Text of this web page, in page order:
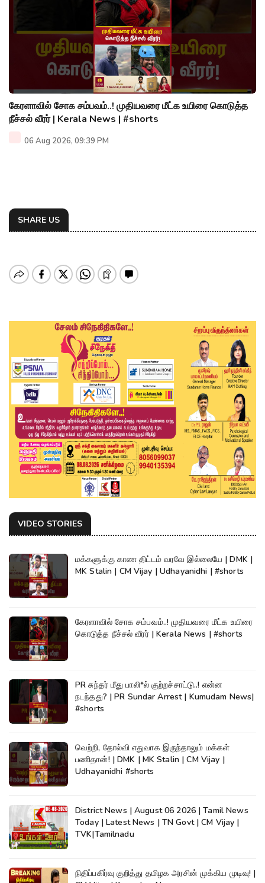
கேரளாவில் சோக சம்பவம்..! முதியவரை மீட்க உயிரை கொடுத்த
நீச்சல் வீரர் | Kerala News | #shorts
06 Aug 2026, 09:39 PM
SHARE US
VIDEO STORIES
மக்களுக்கு காண திட்டம் வரவே இல்லையே | DMK |
MK Stalin | CM Vijay | Udhayanidhi | #shorts
கேரளாவில் சோக சம்பவம்..! முதியவரை மீட்க உயிரை
கொடுத்த நீச்சல் வீரர் | Kerala News | #shorts
PR சுந்தர் மீது பாலி*ல் குற்றச்சாட்டு..! என்ன
நடந்தது? | PR Sundar Arrest | Kumudam News|
#shorts
வெற்றி, தோல்வி எதுவாக இருந்தாலும் மக்கள்
பணிதான்! | DMK | MK Stalin | CM Vijay |
Udhayanidhi #shorts
District News | August 06 2026 | Tamil News
Today | Latest News | TN Govt | CM Vijay |
TVK|Tamilnadu
நிதிப்பகிர்வு குறித்து தமிழக அரசின் முக்கிய முடிவு! |